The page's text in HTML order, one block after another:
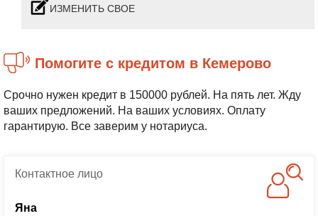
ИЗМЕНИТЬ СВОЕ
Помогите с кредитом в Кемерово
Срочно нужен кредит в 150000 рублей. На пять лет. Жду
ваших предложений. На ваших условиях. Оплату
гарантирую. Все заверим у нотариуса.
Контактноелицо
Яна